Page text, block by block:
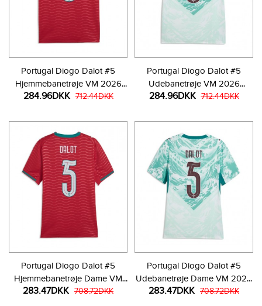
Portugal Diogo Dalot #5
Hjemmebanetrøje VM 2026
Kortærmet
284.96DKK 712.44DKK
Portugal Diogo Dalot #5
Udebanetrøje VM 2026
Kortærmet
284.96DKK 712.44DKK
Portugal Diogo Dalot #5
Hjemmebanetrøje Dame VM
2026 Kortærmet
283.47DKK 708.72DKK
Portugal Diogo Dalot #5
Udebanetrøje Dame VM 2026
Kortærmet
283.47DKK 708.72DKK